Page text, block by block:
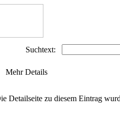
Suchtext:
Mehr Details
Detailseite zu diesem Eintrag